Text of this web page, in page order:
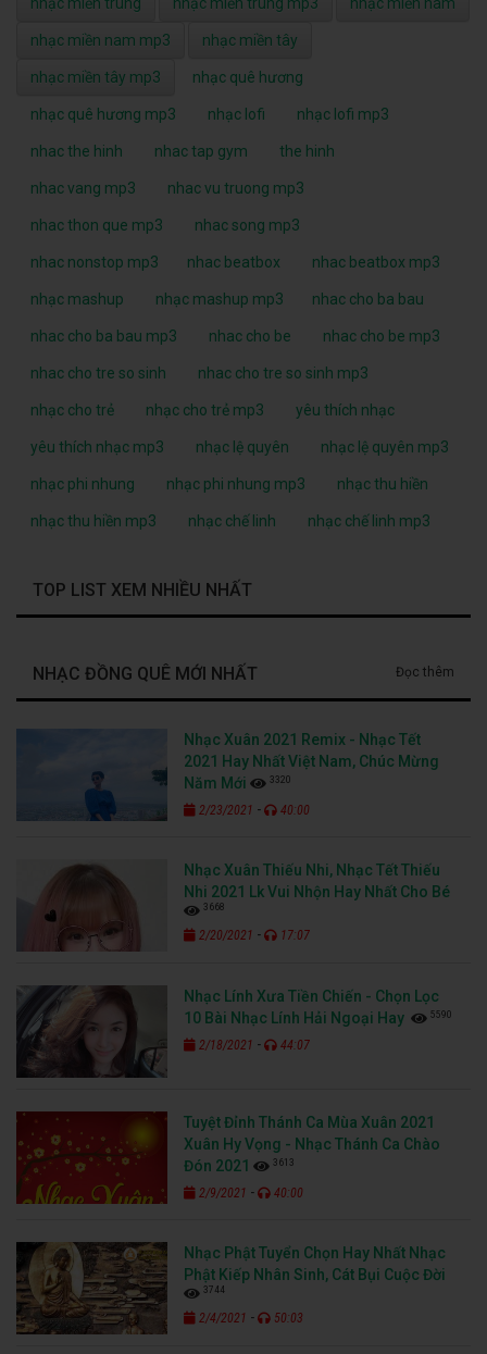
nhạc miền nam mp3 nhạc miền tây
nhạc miền tây mp3 nhạc quê hương
nhạc quê hương mp3 nhạc lofi nhạc lofi mp3
nhac the hinh nhac tap gym the hinh
nhac vang mp3 nhac vu truong mp3
nhac thon que mp3 nhac song mp3
nhac nonstop mp3 nhac beatbox nhac beatbox mp3
nhạc mashup nhạc mashup mp3 nhac cho ba bau
nhac cho ba bau mp3 nhac cho be nhac cho be mp3
nhac cho tre so sinh nhac cho tre so sinh mp3
nhạc cho trẻ nhạc cho trẻ mp3 yêu thích nhạc
yêu thích nhạc mp3 nhạc lệ quyên nhạc lệ quyên mp3
nhạc phi nhung nhạc phi nhung mp3 nhạc thu hiền
nhạc thu hiền mp3 nhạc chế linh nhạc chế linh mp3
TOP LIST XEM NHIỀU NHẤT
NHẠC ĐỒNG QUÊ MỚI NHẤT Đọc thêm
Nhạc Xuân 2021 Remix - Nhạc Tết
2021 Hay Nhất Việt Nam, Chúc Mừng
Năm Mới
3320
2/23/2021 - 40:00
Nhạc Xuân Thiếu Nhi, Nhạc Tết Thiếu
Nhi 2021 Lk Vui Nhộn Hay Nhất Cho Bé
3668
2/20/2021 - 17:07
Nhạc Lính Xưa Tiền Chiến - Chọn Lọc
10 Bài Nhạc Lính Hải Ngoại Hay
5590
2/18/2021 - 44:07
Tuyệt Đỉnh Thánh Ca Mùa Xuân 2021
Xuân Hy Vọng - Nhạc Thánh Ca Chào
Đón 2021
3613
2/9/2021 - 40:00
Nhạc Phật Tuyển Chọn Hay Nhất Nhạc
Phật Kiếp Nhân Sinh, Cát Bụi Cuộc Đời
3744
2/4/2021 - 50:03